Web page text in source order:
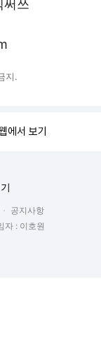
써쓰
지.
에서 보기
공지사항
자 : 이호원